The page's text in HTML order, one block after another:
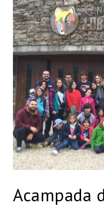
Acampada